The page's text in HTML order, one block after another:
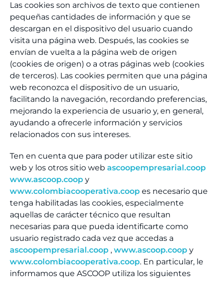
Las cookies son archivos de texto que contienen
pequeñas cantidades de información y que se
descargan en el dispositivo del usuario cuando
visita una página web. Después, las cookies se
envían de vuelta a la página web de origen
(cookies de origen) o a otras páginas web (cookies
de terceros). Las cookies permiten que una página
web reconozca el dispositivo de un usuario,
facilitando la navegación, recordando preferencias,
mejorando la experiencia de usuario y, en general,
ayudando a ofrecerle información y servicios
relacionados con sus intereses.
Ten en cuenta que para poder utilizar este sitio
web y los otros sitio web ascoopempresarial.coop
www.ascoop.coop y
www.colombiacooperativa.coop es necesario que
tenga habilitadas las cookies, especialmente
aquellas de carácter técnico que resultan
necesarias para que pueda identificarte como
usuario registrado cada vez que accedas a
ascoopempresarial.coop , www.ascoop.coop y
www.colombiacooperativa.coop. En particular, le
informamos que ASCOOP utiliza los siguientes